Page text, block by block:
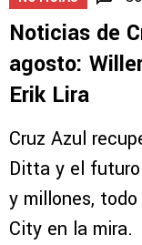
Noticias de
agosto:
Erik Lira
Cruz Azul
Ditta y el
y millones,
City en la mira.